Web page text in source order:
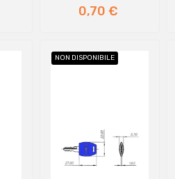
Prezzo
0,70 €
NON DISPONIBILE